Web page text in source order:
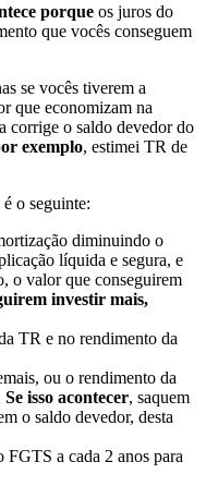
porque os juros do
que vocês conseguem
se vocês tiverem a
que economizam na
corrige o saldo devedor do
exemplo, estimei TR de
o seguinte:
diminuindo o
líquida e segura, e
o valor que conseguirem
investir mais,
TR e no rendimento da
ou o rendimento da
Se isso acontecer, saquem
o saldo devedor, desta
FGTS a cada 2 anos para